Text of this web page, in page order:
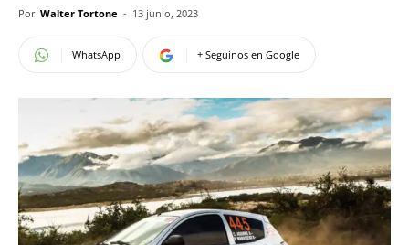
Por Walter Tortone - 13 junio, 2023
WhatsApp + Seguinos en Google